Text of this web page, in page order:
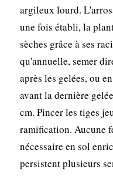
argileux lourd.
une fois établi, la
sèches grâce à ses
qu'annuelle, semer
après les gelées, ou
avant la dernière
cm. Pincer les tiges
ramification. Aucune
nécessaire en sol
persistent plusieurs